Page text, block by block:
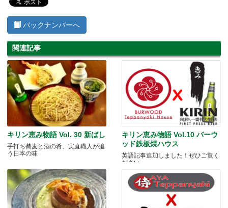
バックナンバーへ
関連記事
キリン恵み物語 Vol. 30 新ばし
手打ち蕎麦と酒の肴、実直職人が追
う日本の味
キリン恵み物語 Vol.10 バーウ
ッド鉄板焼ハウス
英語記事追加しました！ぜひご覧く
ださい。